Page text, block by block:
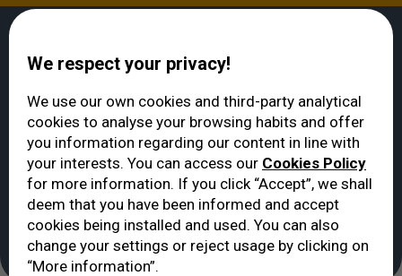
زرع العدسات داخل العين التي تحمل
العدسة الطبيعية
زرع العدسات داخل العين
التي تحمل العدسة
الطبيعية
We respect your privacy!
We use our own cookies and third-party analytical
cookies to analyse your browsing habits and offer
you information regarding our content in line with
your interests. You can access our Cookies Policy
for more information. If you click “Accept”, we shall
deem that you have been informed and accept
cookies being installed and used. You can also
change your settings or reject usage by clicking on
“More information”.